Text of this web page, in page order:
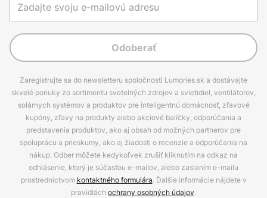
Odoberať
Zaregistrujte sa do newsletteru spoločnosti Lumories.sk a dostávajte
skvelé ponuky zo sortimentu svetelných zdrojov a svietidiel, ventilátorov,
solárnych systémov a produktov pre inteligentnú domácnosť, zľavové
kupóny, zľavy na produkty alebo akciové balíčky, odporúčania a
predstavenia produktov, ako aj obsah od možných partnerov pre
spoluprácu a prieskumy, ako aj žiadosti o recenzie a odporúčania na
nákup. Odber môžete kedykoľvek zrušiť kliknutím na odkaz na
odhlásenie, ktorý je súčasťou e-mailov, alebo zaslaním e-mailu
prostredníctvom kontaktného formulára. Ďalšie informácie nájdete v
pravidlách ochrany osobných údajov.